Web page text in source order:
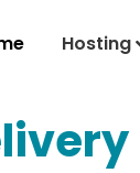
Hosting